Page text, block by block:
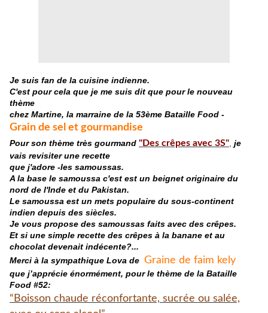
Je suis fan de la cuisine indienne.
C'est pour cela que je me suis dit que pour le nouveau
thème
chez Martine, la marraine de la 53ème Bataille Food -
Grain de sel et gourmandise
Pour son thème très gourmand "Des crêpes avec 3S" je
vais revisiter une recette
que j'adore -les samoussas.
A la base le samoussa c'est est un beignet originaire du
nord de l'Inde et du Pakistan.
Le samoussa est un mets populaire du sous-continent
indien depuis des siècles.
Je vous propose des samoussas faits avec des crêpes.
Et si une simple recette des crêpes à la banane et au
chocolat devenait indécente?...
Merci à la sympathique Lova de Graine de faim kely
que j’apprécie énormément, pour le thème de la Bataille
Food #52:
“Boisson chaude réconfortante, sucrée ou salée,